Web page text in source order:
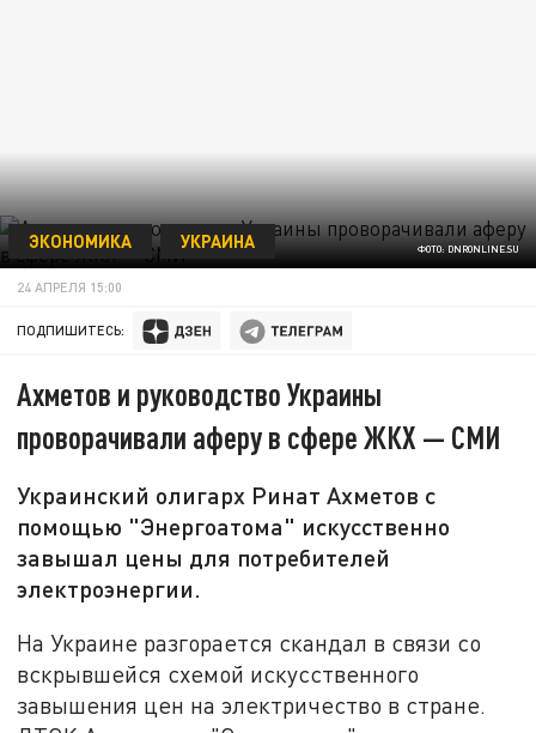
ФОТО: DNRONLINE.SU
ЭКОНОМИКА УКРАИНА
24 АПРЕЛЯ 15:00
ПОДПИШИТЕСЬ:
Ахметов и руководство Украины
проворачивали аферу в сфере ЖКХ — СМИ
Украинский олигарх Ринат Ахметов с
помощью "Энергоатома" искусственно
завышал цены для потребителей
электроэнергии.
На Украине разгорается скандал в связи со
вскрывшейся схемой искусственного
завышения цен на электричество в стране.